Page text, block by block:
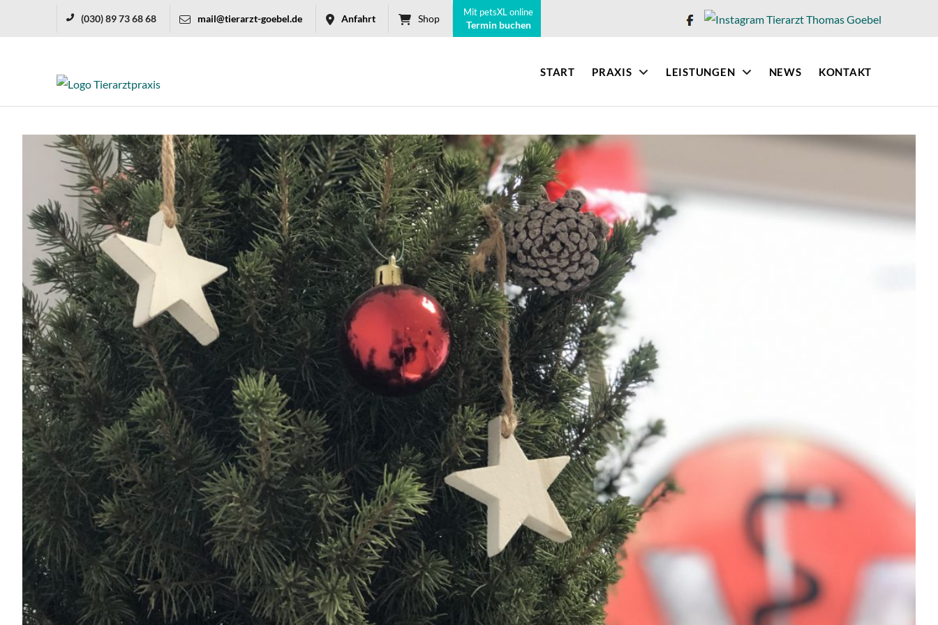
(030) 89 73 68 68 mail@tierarzt-goebel.de Anfahrt Shop
Mit petsXL online
Termin buchen
START PRAXIS LEISTUNGEN NEWS KONTAKT